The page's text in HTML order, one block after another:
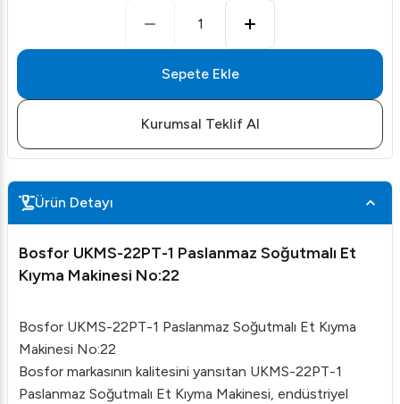
1
Sepete Ekle
Kurumsal Teklif Al
Ürün Detayı
Bosfor UKMS-22PT-1 Paslanmaz Soğutmalı Et
Kıyma Makinesi No:22
Bosfor UKMS-22PT-1 Paslanmaz Soğutmalı Et Kıyma
Makinesi No:22
Bosfor markasının kalitesini yansıtan UKMS-22PT-1
Paslanmaz Soğutmalı Et Kıyma Makinesi, endüstriyel